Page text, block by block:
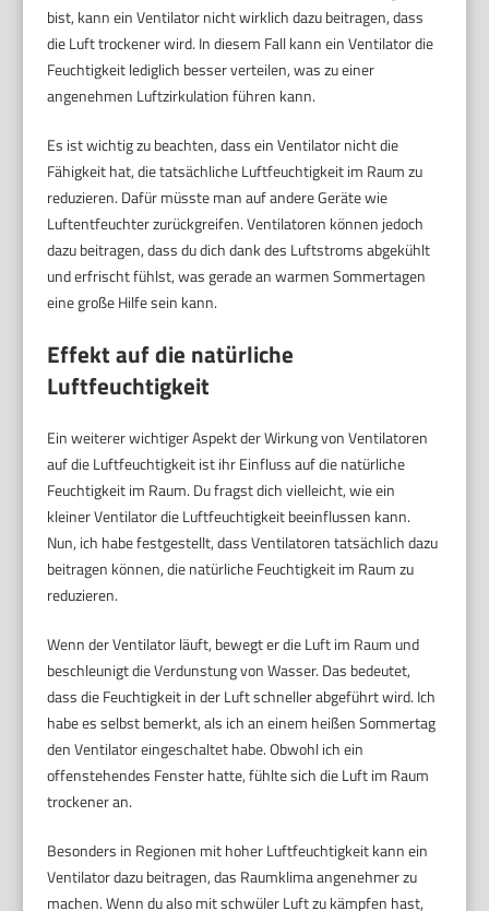
bist, kann ein Ventilator nicht wirklich dazu beitragen, dass
die Luft trockener wird. In diesem Fall kann ein Ventilator die
Feuchtigkeit lediglich besser verteilen, was zu einer
angenehmen Luftzirkulation führen kann.
Es ist wichtig zu beachten, dass ein Ventilator nicht die
Fähigkeit hat, die tatsächliche Luftfeuchtigkeit im Raum zu
reduzieren. Dafür müsste man auf andere Geräte wie
Luftentfeuchter zurückgreifen. Ventilatoren können jedoch
dazu beitragen, dass du dich dank des Luftstroms abgekühlt
und erfrischt fühlst, was gerade an warmen Sommertagen
eine große Hilfe sein kann.
Effekt auf die natürliche
Luftfeuchtigkeit
Ein weiterer wichtiger Aspekt der Wirkung von Ventilatoren
auf die Luftfeuchtigkeit ist ihr Einfluss auf die natürliche
Feuchtigkeit im Raum. Du fragst dich vielleicht, wie ein
kleiner Ventilator die Luftfeuchtigkeit beeinflussen kann.
Nun, ich habe festgestellt, dass Ventilatoren tatsächlich dazu
beitragen können, die natürliche Feuchtigkeit im Raum zu
reduzieren.
Wenn der Ventilator läuft, bewegt er die Luft im Raum und
beschleunigt die Verdunstung von Wasser. Das bedeutet,
dass die Feuchtigkeit in der Luft schneller abgeführt wird. Ich
habe es selbst bemerkt, als ich an einem heißen Sommertag
den Ventilator eingeschaltet habe. Obwohl ich ein
offenstehendes Fenster hatte, fühlte sich die Luft im Raum
trockener an.
Besonders in Regionen mit hoher Luftfeuchtigkeit kann ein
Ventilator dazu beitragen, das Raumklima angenehmer zu
machen. Wenn du also mit schwüler Luft zu kämpfen hast,